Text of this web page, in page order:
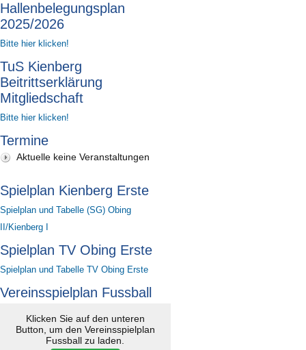
Hallenbelegungsplan
2025/2026
Bitte hier klicken!
TuS Kienberg
Beitrittserklärung
Mitgliedschaft
Bitte hier klicken!
Termine
Aktuelle keine Veranstaltungen
Spielplan Kienberg Erste
Spielplan und Tabelle (SG) Obing
II/Kienberg I
Spielplan TV Obing Erste
Spielplan und Tabelle TV Obing Erste
Vereinsspielplan Fussball
Klicken Sie auf den unteren
Button, um den Vereinsspielplan
Fussball zu laden.